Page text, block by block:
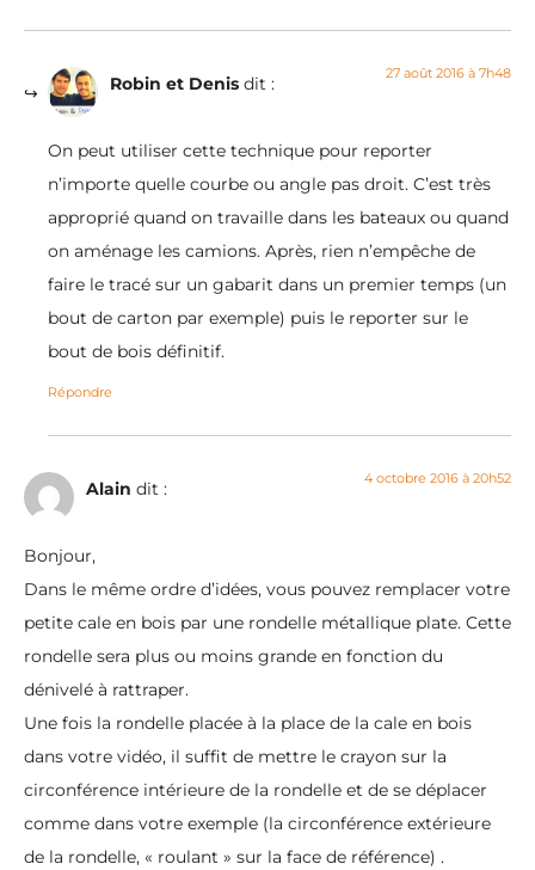
Robin et Denis dit : 27 août 2016 à 7h48
On peut utiliser cette technique pour reporter
n’importe quelle courbe ou angle pas droit. C’est très
approprié quand on travaille dans les bateaux ou quand
on aménage les camions. Après, rien n’empêche de
faire le tracé sur un gabarit dans un premier temps (un
bout de carton par exemple) puis le reporter sur le
bout de bois définitif.
Répondre
Alain dit : 4 octobre 2016 à 20h52
Bonjour,
Dans le même ordre d’idées, vous pouvez remplacer votre
petite cale en bois par une rondelle métallique plate. Cette
rondelle sera plus ou moins grande en fonction du
dénivelé à rattraper.
Une fois la rondelle placée à la place de la cale en bois
dans votre vidéo, il suffit de mettre le crayon sur la
circonférence intérieure de la rondelle et de se déplacer
comme dans votre exemple (la circonférence extérieure
de la rondelle, « roulant » sur la face de référence) .